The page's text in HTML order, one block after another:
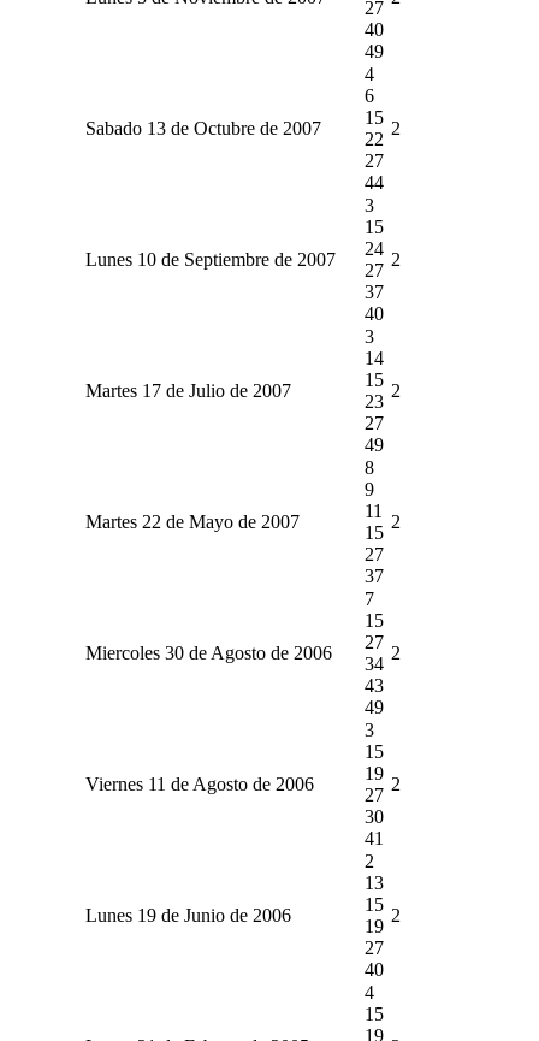
27
40
49
Sabado 13 de Octubre de 2007
4
6
15
22
27
44
2
Lunes 10 de Septiembre de 2007
3
15
24
27
37
40
2
Martes 17 de Julio de 2007
3
14
15
23
27
49
2
Martes 22 de Mayo de 2007
8
9
11
15
27
37
2
Miercoles 30 de Agosto de 2006
7
15
27
34
43
49
2
Viernes 11 de Agosto de 2006
3
15
19
27
30
41
2
Lunes 19 de Junio de 2006
2
13
15
19
27
40
2
4
15
19